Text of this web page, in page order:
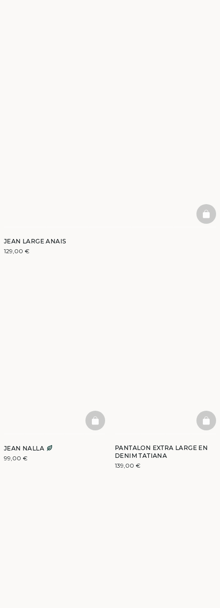
JEAN LARGE ANAIS
129,00 €
JEAN NALLA
99,00 €
BASKETFULL
PANTALON EXTRA LARGE EN
DENIM TATIANA
139,00 €